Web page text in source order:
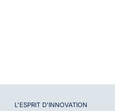
L'ESPRIT D'INNOVATION